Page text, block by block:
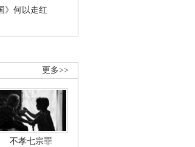
》何以走红
更多>>
不孝七宗罪